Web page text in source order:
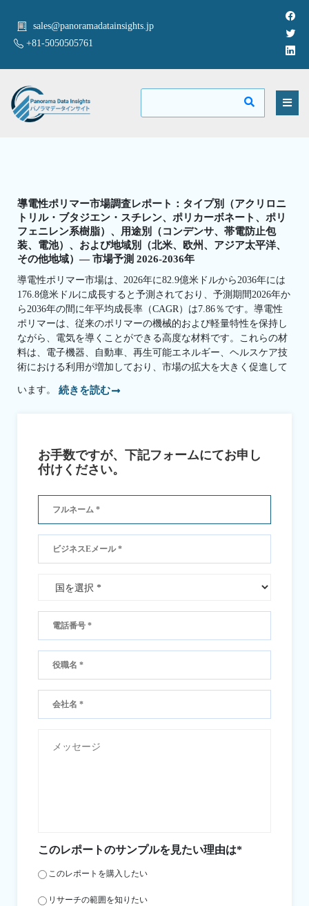
sales@panoramadatainsights.jp
+81-5050505761
導電性ポリマー市場調査レポート：タイプ別（アクリロニ
トリル・ブタジエン・スチレン、ポリカーボネート、ポリ
フェニレン系樹脂）、用途別（コンデンサ、帯電防止包
装、電池）、および地域別（北米、欧州、アジア太平洋、
その他地域）— 市場予測 2026-2036年
導電性ポリマー市場は、2026年に82.9億米ドルから2036年には
176.8億米ドルに成長すると予測されており、予測期間2026年か
ら2036年の間に年平均成長率（CAGR）は7.86％です。導電性
ポリマーは、従来のポリマーの機械的および軽量特性を保持し
ながら、電気を導くことができる高度な材料です。これらの材
料は、電子機器、自動車、再生可能エネルギー、ヘルスケア技
術における利用が増加しており、市場の拡大を大きく促進して
います。 続きを読む
お手数ですが、下記フォームにてお申し
付けください。
このレポートのサンプルを見たい理由は*
このレポートを購入したい
リサーチの範囲を知りたい